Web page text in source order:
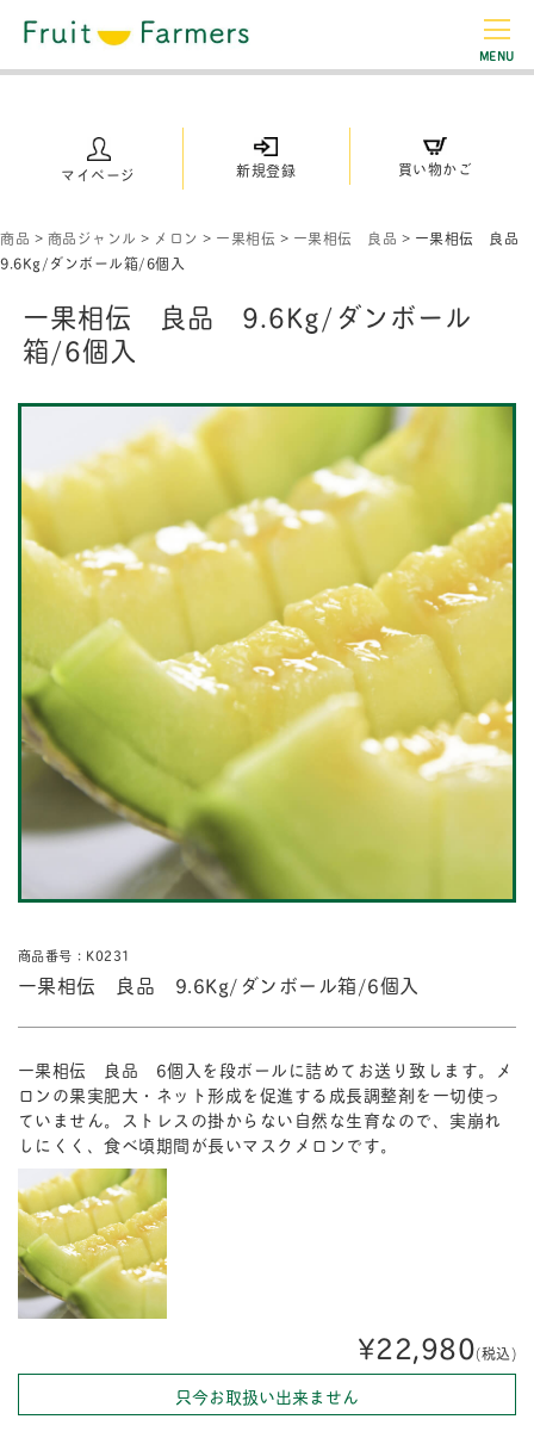
MENU
マイページ 新規登録 買い物かご
商品 > 商品ジャンル > メロン > 一果相伝 > 一果相伝 良品 > 一果相伝 良品
9.6Kg/ダンボール箱/6個入
一果相伝 良品 9.6Kg/ダンボール
箱/6個入
商品番号：K0231
一果相伝 良品 9.6Kg/ダンボール箱/6個入
一果相伝 良品 6個入を段ボールに詰めてお送り致します。メ
ロンの果実肥大・ネット形成を促進する成長調整剤を一切使っ
ていません。ストレスの掛からない自然な生育なので、実崩れ
しにくく、食べ頃期間が長いマスクメロンです。
¥22,980(税込)
只今お取扱い出来ません